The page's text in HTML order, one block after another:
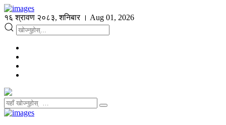
१६ श्रावण २०८३, शनिबार । Aug 01, 2026